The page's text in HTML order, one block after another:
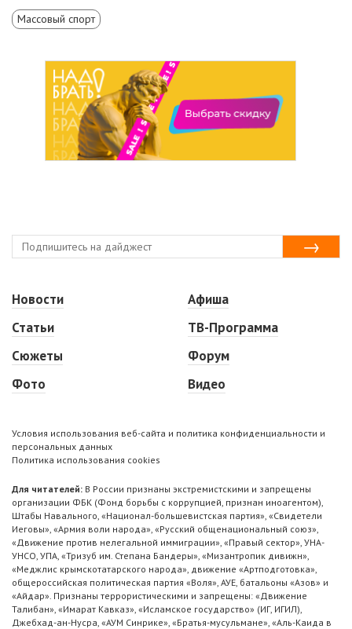
Массовый спорт
Новости
Статьи
Сюжеты
Фото
Афиша
ТВ-Программа
Форум
Видео
Условия использования веб-сайта и политика конфиденциальности и
персональных данных
Политика использования cookies
Для читателей: В России признаны экстремистскими и запрещены
организации ФБК (Фонд борьбы с коррупцией, признан иноагентом),
Штабы Навального, «Национал-большевистская партия», «Свидетели
Иеговы», «Армия воли народа», «Русский общенациональный союз»,
«Движение против нелегальной иммиграции», «Правый сектор», УНА-
УНСО, УПА, «Тризуб им. Степана Бандеры», «Мизантропик дивижн»,
«Меджлис крымскотатарского народа», движение «Артподготовка»,
общероссийская политическая партия «Воля», АУЕ, батальоны «Азов» и
«Айдар». Признаны террористическими и запрещены: «Движение
Талибан», «Имарат Кавказ», «Исламское государство» (ИГ, ИГИЛ),
Джебхад-ан-Нусра, «АУМ Синрике», «Братья-мусульмане», «Аль-Каида в